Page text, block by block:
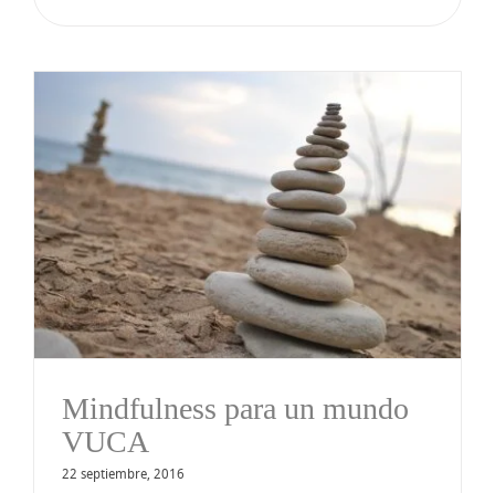
Mindfulness para un mundo
VUCA
22 septiembre, 2016